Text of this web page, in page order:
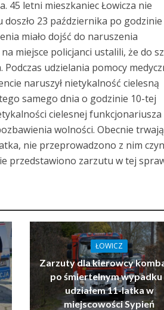
45 letni mieszkaniec Łowicza nie
doszło 23 października po
miało dojść do naruszenia
miejsce policjanci ustalili, że do
Podczas udzielania pomocy
naruszył nietykalność cielesną
samego dnia o godzinie 10-tej
cielesnej funkcjonariusza
wolności. Obecnie trwają
nie przeprowadzono z nim
przedstawiono zarzutu w tej
ŁOWICZ
Zarzuty dla kierowcy
po śmiertelnym wypadku
udziałem 11-latka w
miejscowości Sypień